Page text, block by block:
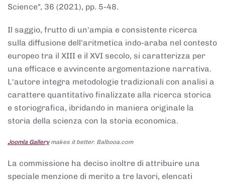
Science", 36 (2021), pp. 5-48.
Il saggio, frutto di un'ampia e consistente ricerca
sulla diffusione dell'aritmetica indo-araba nel contesto
europeo tra il XIII e il XVI secolo, si caratterizza per
una efficace e avvincente argomentazione narrativa.
L'autore integra metodologie tradizionali con analisi a
carattere quantitativo finalizzate alla ricerca storica
e storiografica, ibridando in maniera originale la
storia della scienza con la storia economica.
Joomla Gallerymakes it better. Balbooa.com
La commissione ha deciso inoltre di attribuire una
speciale menzione di merito a tre lavori, elencati